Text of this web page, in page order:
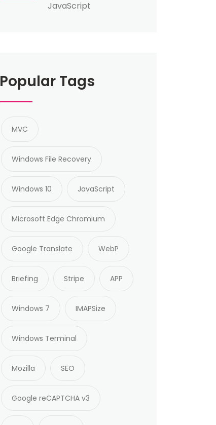
JavaScript
Popular Tags
MVC
Windows File Recovery
Windows 10 JavaScript
Microsoft Edge Chromium
Google Translate WebP
Briefing Stripe APP
Windows 7 IMAPSize
Windows Terminal
Mozilla SEO
Google reCAPTCHA v3